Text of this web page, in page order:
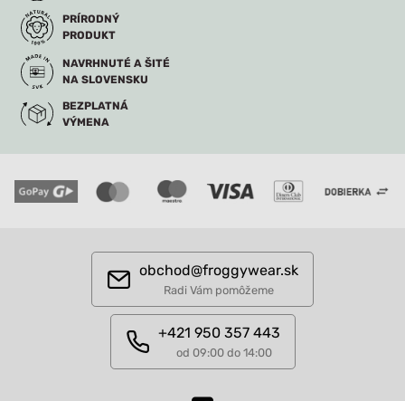
PRÍRODNÝ
PRODUKT
NAVRHNUTÉ A ŠITÉ
NA SLOVENSKU
BEZPLATNÁ
VÝMENA
obchod@froggywear.sk
Radi Vám pomôžeme
+421 950 357 443
od 09:00 do 14:00